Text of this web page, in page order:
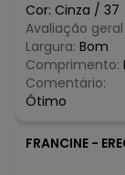
Cor: Cinza / 37
Avaliação
Largura: Bom
Comprimento:
Comentário:
Ótimo
FRANCINE -